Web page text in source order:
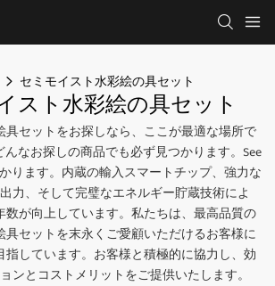
セミモイスト水彩絵の具セット
スト水彩絵の具セット
具セットをお探しなら、ここが最適な場所で
んなお探しの商品でも必ず見つかります。See
ります。内蔵の輸入スマートチップ、強力な
力、そして完璧なエネルギー貯蔵技術によ
数が向上しています。私たちは、最高品質の
具セットを末永くご愛顧いただけるお客様に
指しています。お客様と積極的に協力し、効
ンとコストメリットをご提供いたします。